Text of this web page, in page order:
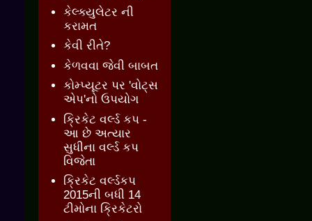
કેલ્ક્યુલેટર ની
કરામત
કેવી રીતે?
કેળવવા જેવી બાબત
કોમ્પ્યૂટર પર 'વોટ્સ
એપ'નો ઉપયોગ
ક્રિકેટ વર્લ્ડ કપ -
આ છે અત્યાર
સુધીના વર્લ્ડ કપ
વિજેતા
ક્રિકેટ વર્લ્ડકપ
2015ની બધી 14
ટીમોના ક્રિકેટરો